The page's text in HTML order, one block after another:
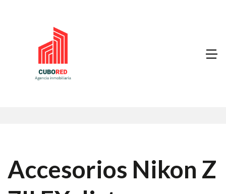
Accesorios Nikon Z